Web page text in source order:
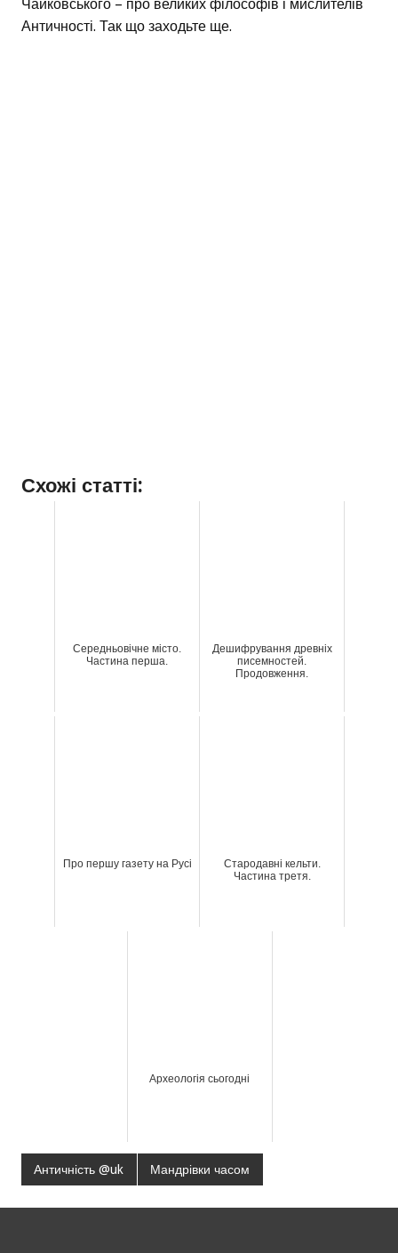
Чайковського – про великих філософів і мислителів
Античності. Так що заходьте ще.
Схожі статті:
Середньовічне місто.
Частина перша.
Дешифрування древніх
писемностей.
Продовження.
Про першу газету на Русі
Стародавні кельти.
Частина третя.
Археологія сьогодні
Античність @uk Мандрівки часом